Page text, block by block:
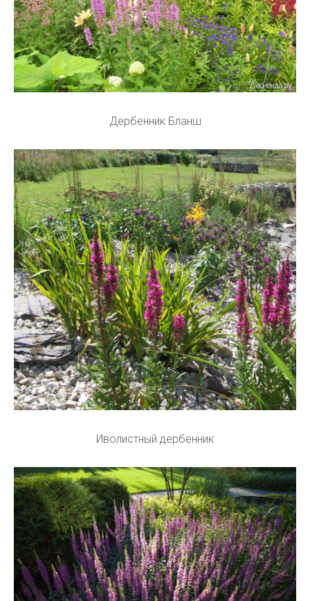
Дербенник Бланш
Иволистный дербенник